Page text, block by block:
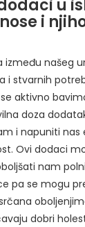
u
i
između našeg
i stvarnih
aktivno
doza
i napuniti nas
Ovi dodaci
nam
pa se mogu
dobri